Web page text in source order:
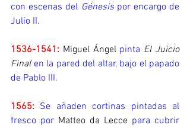
con escenas del Génesis por encargo de
Julio II.
1536-1541: Miguel Ángel pinta El Juicio
Final en la pared del altar, bajo el papado
de Pablo III.
1565: Se añaden cortinas pintadas al
fresco por Matteo da Lecce para cubrir